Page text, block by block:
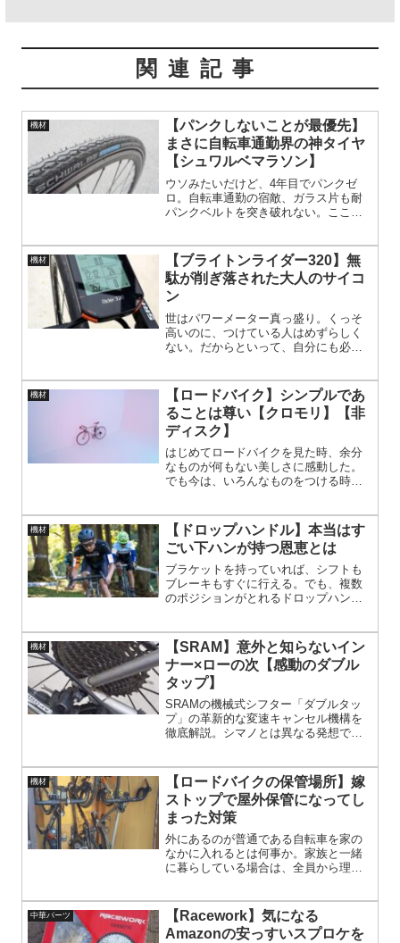
関連記事
機材
【パンクしないことが最優先】
まさに自転車通勤界の神タイヤ
【シュワルベマラソン】
ウソみたいだけど、4年目でパンクゼ
ロ。自転車通勤の宿敵、ガラス片も耐
パンクベルトを突き破れない。ここま
機材
【ブライトンライダー320】無
駄が削ぎ落された大人のサイコ
ン
世はパワーメーター真っ盛り。くっそ
高いのに、つけている人はめずらしく
ない。だからといって、自分にも必要
に気を配らなきゃいけない。だから、
パワーメータで出力なんて見てるよ
り、自分のバロメータである心拍数を
確認すべき。
機材
【ロードバイク】シンプルであ
ることは尊い【クロモリ】【非
ディスク】
はじめてロードバイクを見た時、余分
なものが何もない美しさに感動した。
でも今は、いろんなものをつける時代
テゴテとパーツを付ける方向の、ロー
ドバイク事情。シンプルを追求するの
も、悪くない。
機材
【ドロップハンドル】本当はす
ごい下ハンが持つ恩恵とは
ブラケットを持っていれば、シフトも
ブレーキもすぐに行える。でも、複数
のポジションがとれるドロップハンド
を凝縮している。
機材
【SRAM】意外と知らないイン
ナー×ローの次【感動のダブル
タップ】
SRAMの機械式シフター「ダブルタッ
プ」の革新的な変速キャンセル機構を
徹底解説。シマノとは異なる発想で、
のミスを防ぎます。独自の操作感やメ
ンテナンスのコツも紹介し、SRAMの
魅力を深掘り。ロードバイクの変速シ
ステムに新たな選択肢を求める方必見
の記事です。
機材
【ロードバイクの保管場所】嫁
ストップで屋外保管になってし
まった対策
外にあるのが普通である自転車を家の
なかに入れるとは何事か。家族と一緒
に暮らしている場合は、全員から理解
はないか。イヌやトリのアレをふんで
いるかもしれない。
中華パーツ
【Racework】気になる
Amazonの安っすいスプロケを